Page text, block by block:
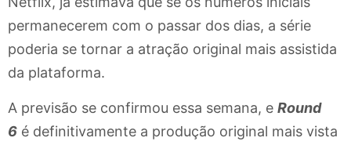
permanecerem com o passar dos dias, a série
poderia se tornar a atração original mais assistida
da plataforma.
A previsão se confirmou essa semana, e Round
6 é definitivamente a produção original mais vista